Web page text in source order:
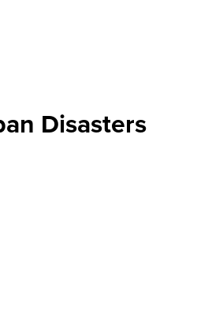
Disasters